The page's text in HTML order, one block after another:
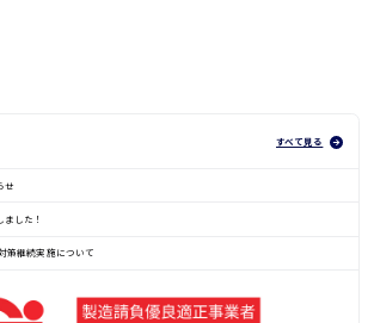
すべて見る
せ
した！
策継続実施について